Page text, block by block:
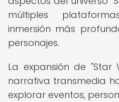
múltiples
inmersión más
personajes.
La expansión de
narrativa transmedia
explorar eventos,